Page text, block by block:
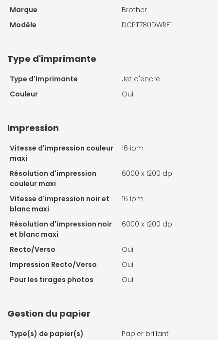
Marque
Brother
Modèle
DCPT780DWRE1
Type d'imprimante
Type d'Imprimante
Jet d'encre
Couleur
Oui
Impression
Vitesse d'impression couleur
maxi
16 ipm
Résolution d'impression
couleur maxi
6000 x 1200 dpi
Vitesse d'impression noir et
blanc maxi
16 ipm
Résolution d'impression noir
et blanc maxi
6000 x 1200 dpi
Recto/Verso
Oui
Impression Recto/Verso
Oui
Pour les tirages photos
Oui
Gestion du papier
Type(s) de papier(s) Papier brillant